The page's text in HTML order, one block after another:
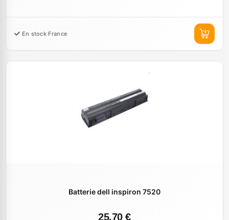
En stock France
Batterie dell inspiron 7520
25,70 €